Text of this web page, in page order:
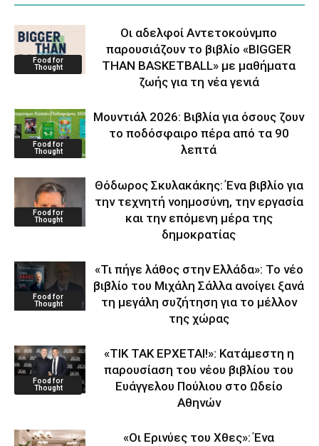
Food for
Thought
Οι αδελφοί Αντετοκούνμπο
παρουσιάζουν το βιβλίο «BIGGER
THAN BASKETBALL» με μαθήματα
ζωής για τη νέα γενιά
Food for
Thought
Μουντιάλ 2026: Βιβλία για όσους ζουν
το ποδόσφαιρο πέρα από τα 90
λεπτά
Food for
Thought
Θόδωρος Σκυλακάκης: Ένα βιβλίο για
την τεχνητή νοημοσύνη, την εργασία
και την επόμενη μέρα της
δημοκρατίας
Food for
Thought
«Τι πήγε λάθος στην Ελλάδα»: Το νέο
βιβλίο του Μιχάλη Σάλλα ανοίγει ξανά
τη μεγάλη συζήτηση για το μέλλον
της χώρας
Food for
Thought
«ΤΙΚ ΤΑΚ ΕΡΧΕΤΑΙ!»: Κατάμεστη η
παρουσίαση του νέου βιβλίου του
Ευάγγελου Πούλιου στο Ωδείο
Αθηνών
«Οι Ερινύες του Χθες»: Ένα